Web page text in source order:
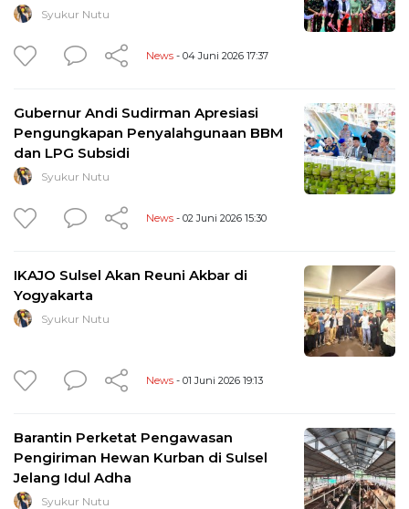
Syukur Nutu
News - 04 Juni 2026 17:37
Gubernur Andi Sudirman Apresiasi
Pengungkapan Penyalahgunaan BBM
dan LPG Subsidi
Syukur Nutu
News - 02 Juni 2026 15:30
IKAJO Sulsel Akan Reuni Akbar di
Yogyakarta
Syukur Nutu
News - 01 Juni 2026 19:13
Barantin Perketat Pengawasan
Pengiriman Hewan Kurban di Sulsel
Jelang Idul Adha
Syukur Nutu